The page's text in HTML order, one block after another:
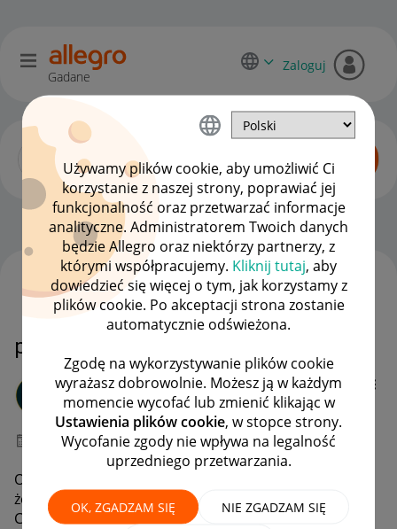
Używamy plików cookie, aby umożliwić Ci
korzystanie z naszej strony, poprawiać jej
funkcjonalność oraz przetwarzać informacje
analityczne. Administratorem Twoich danych
będzie Allegro oraz niektórzy partnerzy, z
którymi współpracujemy. Kliknij tutaj, aby
dowiedzieć się więcej o tym, jak korzystamy z
plików cookie. Po akceptacji strona zostanie
automatycznie odświeżona.
Zgodę na wykorzystywanie plików cookie
wyrażasz dobrowolnie. Możesz ją w każdym
momencie wycofać lub zmienić klikając w
Ustawienia plików cookie, w stopce strony.
Wycofanie zgody nie wpływa na legalność
uprzedniego przetwarzania.
OK, ZGADZAM SIĘ NIE ZGADZAM SIĘ
Gadane
Zaloguj
Allegro Delivery OPCJE
problem z allegro kurier dhl
beti1290
#7 Wielbiciel
‎03-06-2026 17:30
Od 2 dni czekamy cały dzień na kuriera, wczoraj wpisał
że nikogo nie było a dzisiaj że błędne dane adresowe.
Czy to częsty problem?
WSZYSTKIE TEMATY